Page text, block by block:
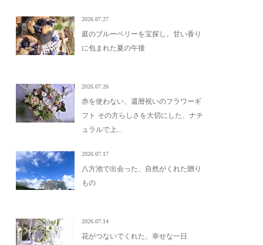
2026.07.27
庭のブルーベリーを宝探し。甘い香り
に包まれた夏の午後
2026.07.26
赤を使わない、還暦祝いのフラワーギ
フト その方らしさを大切にした、ナチ
ュラルで上...
2026.07.17
八方池で出会った、自然がくれた贈り
もの
2026.07.14
花がつないでくれた、幸せな一日